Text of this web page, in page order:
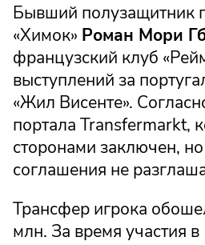
Бывший полузащитник
«Химок» Роман Мори
французский клуб
выступлений за
«Жил Висенте».
портала Transfermarkt,
сторонами заключен,
соглашения не
Трансфер игрока
млн. За время участия